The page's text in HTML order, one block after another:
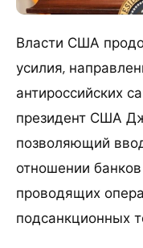
Власти США
усилия,
антироссийских
президент США
позволяющий
отношении
проводящих
подсанкционных